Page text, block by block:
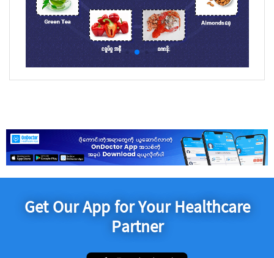
Get Our App for Your Healthcare
Partner